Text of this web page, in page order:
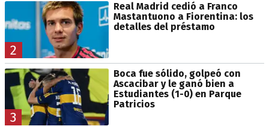
2
Real Madrid cedió a Franco
Mastantuono a Fiorentina: los
detalles del préstamo
3
Boca fue sólido, golpeó con
Ascacibar y le ganó bien a
Estudiantes (1-0) en Parque
Patricios